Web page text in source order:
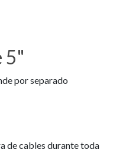
5"
por separado
de cables durante toda